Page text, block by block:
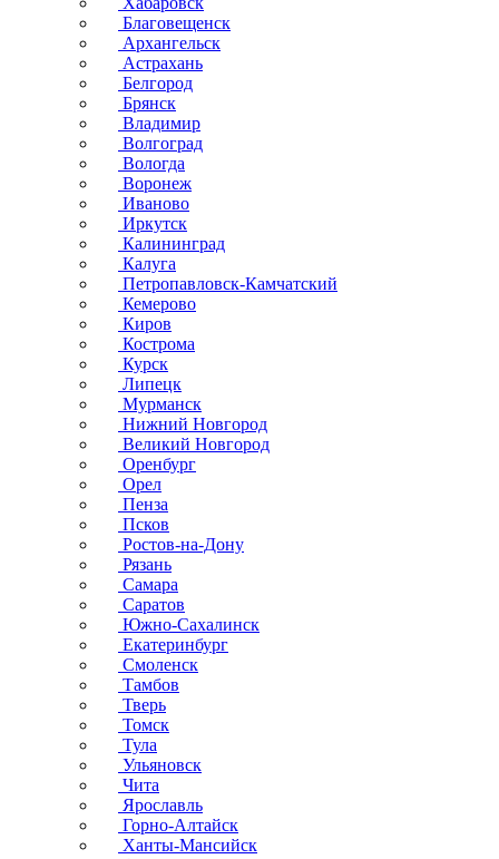
Благовещенск
Архангельск
Астрахань
Белгород
Брянск
Владимир
Волгоград
Вологда
Воронеж
Иваново
Иркутск
Калининград
Калуга
Петропавловск-Камчатский
Кемерово
Киров
Кострома
Курск
Липецк
Мурманск
Нижний Новгород
Великий Новгород
Оренбург
Орел
Пенза
Псков
Ростов-на-Дону
Рязань
Самара
Саратов
Южно-Сахалинск
Екатеринбург
Смоленск
Тамбов
Тверь
Томск
Тула
Ульяновск
Чита
Ярославль
Горно-Алтайск
Ханты-Мансийск